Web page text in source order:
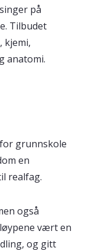
på
Tilbudet
kjemi,
anatomi.
grunnskole
en
realfag.
også
vært en
og gitt